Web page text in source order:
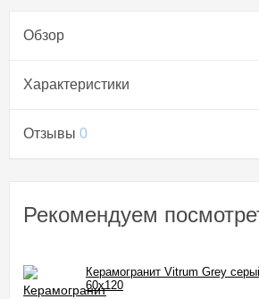
Обзор
Характеристики
Отзывы 0
Рекомендуем
Керамогранит Vitrum Grey
60x120